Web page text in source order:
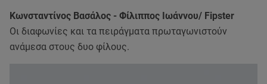
Κωνσταντίνος Βασάλος - Φίλιππος Ιωάννου/ Fipster
Οι διαφωνίες και τα πειράγματα πρωταγωνιστούν
ανάμεσα στους δυο φίλους.